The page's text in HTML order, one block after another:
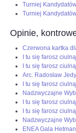
Turniej
Turniej
Opinie,
Czerwona kartka
I tu się farosz
I tu się farosz
Arc. Radosław
I tu się farosz
Nadzwyczajne
I tu się farosz
I tu się farosz
Nadzwyczajne
ENEA Gala